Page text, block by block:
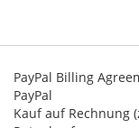
PayPal Billing
PayPal
Kauf auf Rechnung